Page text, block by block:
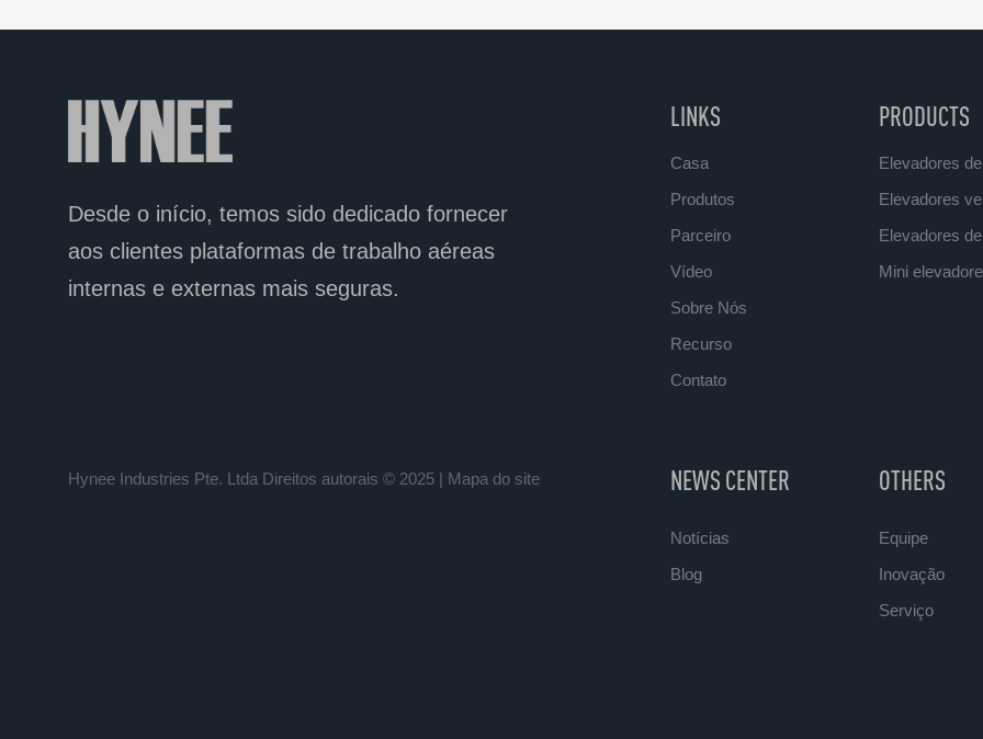
Desde o início, temos sido dedicado fornecer
aos clientes plataformas de trabalho aéreas
internas e externas mais seguras.
LINKS
Casa
Produtos
Parceiro
Vídeo
Sobre Nós
Recurso
Contato
PRODUCTS
Elevadores
Elevadores
Elevadores
Mini
Hynee Industries Pte. Ltda Direitos autorais © 2025 | Mapa do site NEWS CENTER
Notícias
Blog
OTHERS
Equipe
Inovação
Serviço